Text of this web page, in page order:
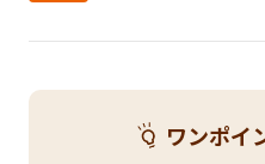
ワンポイ